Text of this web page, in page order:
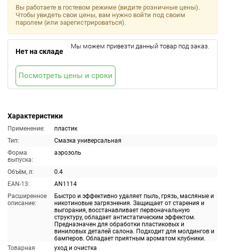
Характеристики
Применение:
пластик
Тип:
Смазка универсальная
Форма
выпуска:
аэрозоль
Объём, л:
0.4
EAN-13:
AN1114
Расширенное
описание:
Быстро и эффективно удаляет пыль, грязь, масляные и
никотиновые загрязнения. Защищает от старения и
выгорания, восстанавливает первоначальную
структуру, обладает антистатическим эффектом.
Предназначен для обработки пластиковых и
виниловых деталей салона. Подходит для молдингов и
бамперов. Обладает приятным ароматом клубники.
Товарная
уход и очистка
Вы работаете в гостевом режиме (видите розничные цены).
Чтобы увидеть свои цены, вам нужно войти под своим
паролем (или зарегистрироваться).
Нет на складе
Мы можем привезти данный товар под заказ.
Посмотреть цены и сроки